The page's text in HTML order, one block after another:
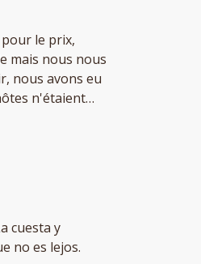
le prix,
mais nous nous
n'étaient
est en
sauf que
n'avons
également
une
hôte peu
ne sais pas où
cuesta y
no es lejos.